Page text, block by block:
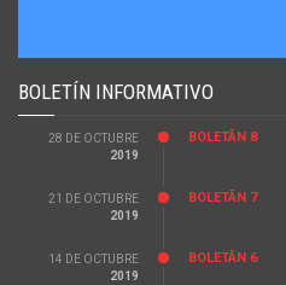
BOLETÍN INFORMATIVO
28 DE OCTUBRE
2019
BOLETÃ­N 8
21 DE OCTUBRE
2019
BOLETÃ­N 7
14 DE OCTUBRE
2019
BOLETÃ­N 6